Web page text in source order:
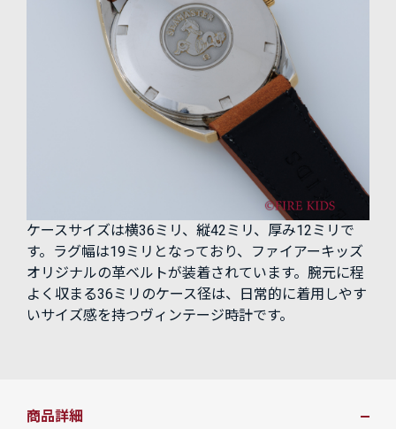
ケースサイズは横36ミリ、縦42ミリ、厚み12ミリで
す。ラグ幅は19ミリとなっており、ファイアーキッズ
オリジナルの革ベルトが装着されています。腕元に程
よく収まる36ミリのケース径は、日常的に着用しやす
いサイズ感を持つヴィンテージ時計です。
商品詳細